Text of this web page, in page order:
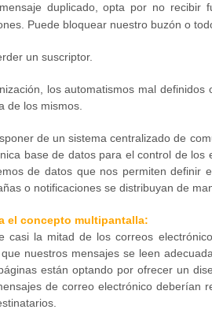
duplicado, opta por no recibir
Puede bloquear nuestro buzón o
un suscriptor.
los automatismos mal
de los mismos.
de un sistema centralizado de
base de datos para el control de
de datos que nos permiten definir
o notificaciones se distribuyan de
el concepto multipantalla:
casi la mitad de los correos
nuestros mensajes se leen
están optando por ofrecer un
de correo electrónico deberían